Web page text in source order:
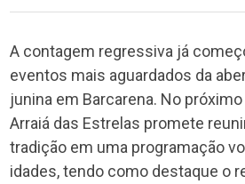
A contagem regressiva já
eventos mais aguardados da
junina em Barcarena. No
Arraiá das Estrelas promete
tradição em uma programação
idades, tendo como destaque o